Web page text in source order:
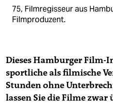
75, Filmregisseur aus
Filmproduzent.
Dieses Hamburger Film-
sportliche als filmische
Stunden ohne
lassen Sie die Filme zwar